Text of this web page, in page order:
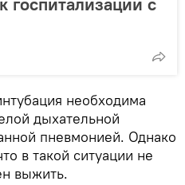
необходима
дыхательной
пневмонией. Однако
в такой ситуации не
выжить.